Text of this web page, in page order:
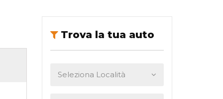
Trova la tua auto